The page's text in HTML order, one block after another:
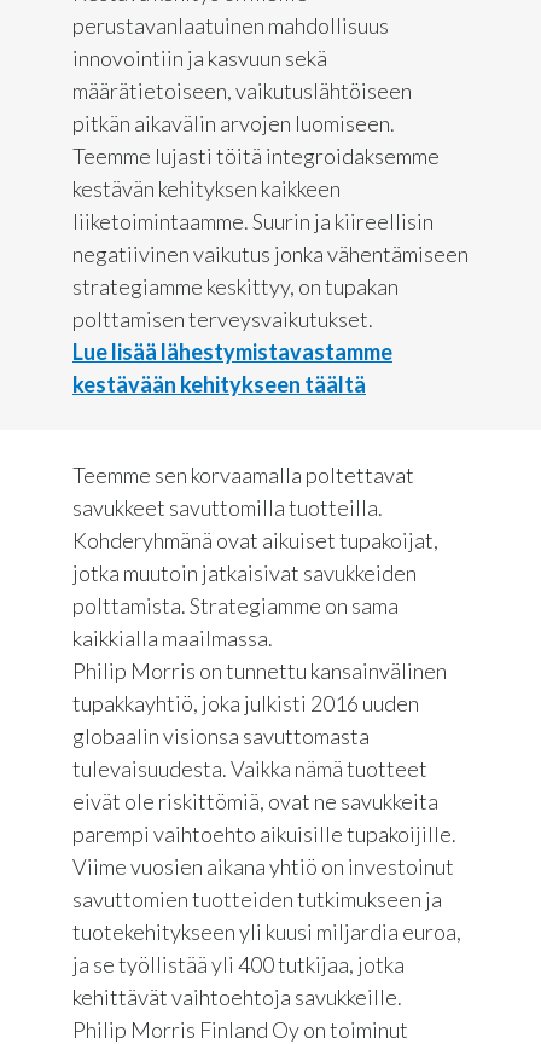
perustavanlaatuinen mahdollisuus
innovointiin ja kasvuun sekä
määrätietoiseen, vaikutuslähtöiseen
pitkän aikavälin arvojen luomiseen.
Teemme lujasti töitä integroidaksemme
kestävän kehityksen kaikkeen
liiketoimintaamme. Suurin ja kiireellisin
negatiivinen vaikutus jonka vähentämiseen
strategiamme keskittyy, on tupakan
polttamisen terveysvaikutukset.
Lue lisää lähestymistavastamme
kestävään kehitykseen täältä
Teemme sen korvaamalla poltettavat
savukkeet savuttomilla tuotteilla.
Kohderyhmänä ovat aikuiset tupakoijat,
jotka muutoin jatkaisivat savukkeiden
polttamista. Strategiamme on sama
kaikkialla maailmassa.
Philip Morris on tunnettu kansainvälinen
tupakkayhtiö, joka julkisti 2016 uuden
globaalin visionsa savuttomasta
tulevaisuudesta. Vaikka nämä tuotteet
eivät ole riskittömiä, ovat ne savukkeita
parempi vaihtoehto aikuisille tupakoijille.
Viime vuosien aikana yhtiö on investoinut
savuttomien tuotteiden tutkimukseen ja
tuotekehitykseen yli kuusi miljardia euroa,
ja se työllistää yli 400 tutkijaa, jotka
kehittävät vaihtoehtoja savukkeille.
Philip Morris Finland Oy on toiminut